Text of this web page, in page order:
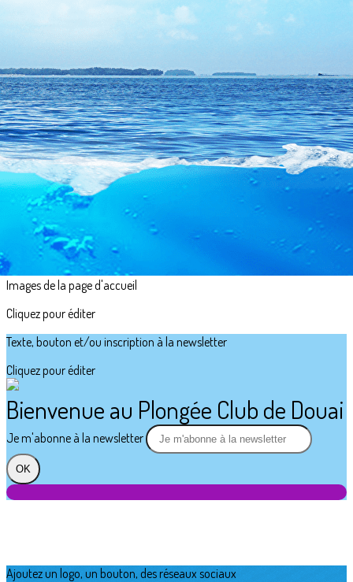
Exporter les lignes sélectionnées
Exporter uniquement les colonnes affichées
Menu
<
>
Le Pack Découverte
Achat Pack Découverte
Plongée sous-marine
Apnée
Nage avec palmes
NITROX
?>
Images de la page d'accueil
Cliquez pour éditer
Texte, bouton et/ou inscription à la newsletter
Cliquez pour éditer
Bienvenue au Plongée Club de Douai
Je m'abonne à la newsletter
OK
Ajoutez un logo, un bouton, des réseaux sociaux